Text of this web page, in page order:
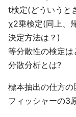
t検定(どういうと
χ2乗検定(同上、
決定方法は？)
等分散性の検定は
分散分析とは?
標本抽出の仕方の
フィッシャーの3